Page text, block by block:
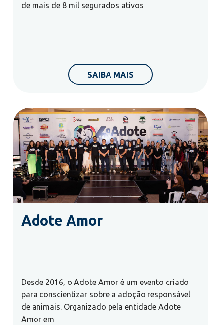
de mais de 8 mil segurados ativos
SAIBA MAIS
Adote Amor
Desde 2016, o Adote Amor é um evento criado
para conscientizar sobre a adoção responsável
de animais. Organizado pela entidade Adote
Amor em